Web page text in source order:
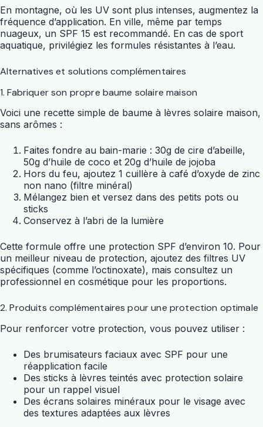
En montagne, où les UV sont plus intenses, augmentez la
fréquence d’application. En ville, même par temps
nuageux, un SPF 15 est recommandé. En cas de sport
aquatique, privilégiez les formules résistantes à l’eau.
Alternatives et solutions complémentaires
1. Fabriquer son propre baume solaire maison
Voici une recette simple de baume à lèvres solaire maison,
sans arômes :
Faites fondre au bain-marie : 30g de cire d’abeille,
50g d’huile de coco et 20g d’huile de jojoba
Hors du feu, ajoutez 1 cuillère à café d’oxyde de zinc
non nano (filtre minéral)
Mélangez bien et versez dans des petits pots ou
sticks
Conservez à l’abri de la lumière
Cette formule offre une protection SPF d’environ 10. Pour
un meilleur niveau de protection, ajoutez des filtres UV
spécifiques (comme l’octinoxate), mais consultez un
professionnel en cosmétique pour les proportions.
2. Produits complémentaires pour une protection optimale
Pour renforcer votre protection, vous pouvez utiliser :
Des brumisateurs faciaux avec SPF pour une
réapplication facile
Des sticks à lèvres teintés avec protection solaire
pour un rappel visuel
Des écrans solaires minéraux pour le visage avec
des textures adaptées aux lèvres